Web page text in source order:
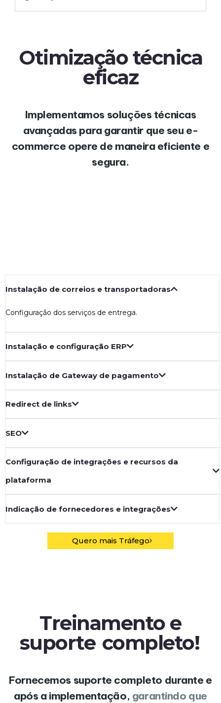
Otimização técnica
eficaz
Implementamos soluções técnicas
avançadas para garantir que seu e-
commerce opere de maneira eficiente e
segura.
Instalação de correios e transportadoras
Configuração dos serviços de entrega.
Instalação e configuração ERP
Instalação de Gateway de pagamento
Redirect de links
SEO
Configuração de integrações e recursos da
plataforma
Indicação de fornecedores e integrações
Quero mais Tráfego
Treinamento e
suporte completo!
Fornecemos suporte completo durante e
após a implementação, garantindo que